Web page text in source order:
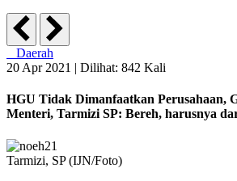
Daerah
20 Apr 2021 | Dilihat: 842 Kali
HGU Tidak Dimanfaatkan Perusahaan,
Menteri, Tarmizi SP: Bereh, harusnya
Tarmizi, SP (IJN/Foto)